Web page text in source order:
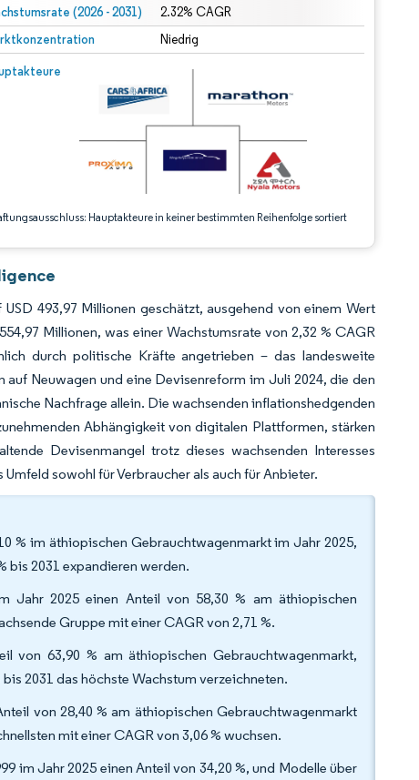
(2026 - 2031) 2.32% CAGR
Niedrig
Hauptakteure in keiner bestimmten Reihenfolge sortiert
© Mordor Intelligence. Wiederverwendung erfordert Namensnennung gemäß CC BY 4.0.
493,97 Millionen geschätzt, ausgehend von einem Wert
Millionen, was einer Wachstumsrate von 2,32 % CAGR
durch politische Kräfte angetrieben – das landesweite
Neuwagen und eine Devisenreform im Juli 2024, die den
Nachfrage allein. Die wachsenden inflationshedgenden
Abhängigkeit von digitalen Plattformen, stärken
Devisenmangel trotz dieses wachsenden Interesses
sowohl für Verbraucher als auch für Anbieter.
% im äthiopischen Gebrauchtwagenmarkt im Jahr 2025,
bis 2031 expandieren werden.
Jahr 2025 einen Anteil von 58,30 % am äthiopischen
Gruppe mit einer CAGR von 2,71 %.
von 63,90 % am äthiopischen Gebrauchtwagenmarkt,
2031 das höchste Wachstum verzeichneten.
von 28,40 % am äthiopischen Gebrauchtwagenmarkt
mit einer CAGR von 3,06 % wuchsen.
im Jahr 2025 einen Anteil von 34,20 %, und Modelle über